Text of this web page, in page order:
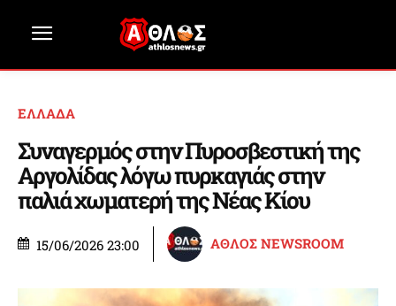
ΕΛΛΑΔΑ
Συναγερμός στην Πυροσβεστική της
Αργολίδας λόγω πυρκαγιάς στην
παλιά χωματερή της Νέας Κίου
15/06/2026 23:00 ΑΘΛΟΣ NEWSROOM